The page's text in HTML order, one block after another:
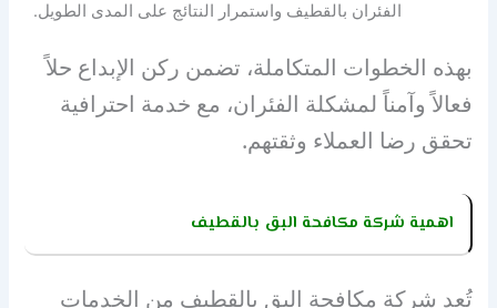
الفئران بالقطيف واستمرار النتائج على المدى الطويل.
بهذه الخطوات المتكاملة، تضمن ركن الإبداع حلاً
فعالاً وآمناً لمشكلة الفئران، مع خدمة احترافية
تحقق رضا العملاء وثقتهم.
اهمية شركة مكافحة البق بالقطيف
تُعد شركة مكافحة البق بالقطيف من الخدمات